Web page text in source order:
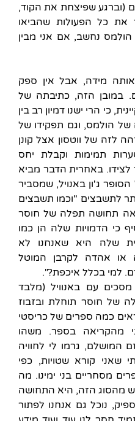
(וברגע שפיצחת את הקוד,
כל הפעולות שהביאו
נחשב, אם אני מבין
מידה, אבל אין ספק
במובן הזה, כתיבתה של
כי הרי ישנו דמיון רב בין
של הולמס, וגם תפקידו של
לזה של ווטסון אצל קונן
תמימות וקבלת יחס
באחרית הדבר מביא
ג'ון באנויל, שמסביר
לתשבצים "וכמו תשבצים
תחושה תפלה של חוסר
כי הדמויות שלה הן כמו
שלה היא שאנחנו לא
או אהדה לקרבן המוטל
למי בכלל איכפת?".
עם באנוויל (מלבד
של חוסר תוחלת ובזבוז
כמה ספרים של כריסטי
מהקריאה בספר. משהו
המושלם, גרמו לי לחוויה
שאני קורא שטויות, כפי
מסחריים בני ימינו. מה
מהסוג הזה, היא התחושה
נוכל גם אנחנו לפתור